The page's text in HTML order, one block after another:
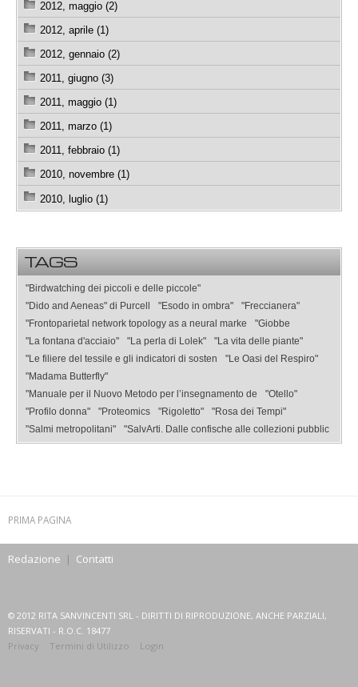
2012, maggio (2)
2012, aprile (1)
2012, gennaio (2)
2011, giugno (3)
2011, maggio (1)
2011, marzo (1)
2011, febbraio (1)
2010, novembre (1)
2010, luglio (1)
TAGS
"Birdwatching dei piccoli e delle piccole"
"Dido and Aeneas" di Purcell
"Esodo in ombra"
"Freccianera"
"Frontoparietal network topology as a neural marke
"Giobbe
"La fontana d'acciaio"
"La perla di Lolek"
"La vita delle piante"
"Le filiere del tessile e gli indicatori di sosten
"Le Oasi del Respiro"
"Madama Butterfly"
"Manuale per il Nuovo Metodo per l’insegnamento de
"Otello"
"Profilo donna"
"Proteomics "Rigoletto"
"Rosa dei Tempi"
"Salmi metropolitani"
"SalvArti. Dalle confische alle collezioni pubblic
PRIMA PAGINA
Redazione | Contatti
© 2012 RITA SANVINCENTI SRL - DIRITTI DI RIPRODUZIONE, ANCHE PARZIALI,
RISERVATI - R.O.C. 18477
Privacy
Termini di Utilizzo Login